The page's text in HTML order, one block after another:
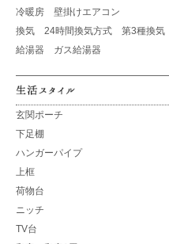
冷暖房 壁掛けエアコン
換気 24時間換気方式 第3種換気
給湯器 ガス給湯器
玄関ポーチ
下足棚
ハンガーパイプ
上框
荷物台
ニッチ
TV台